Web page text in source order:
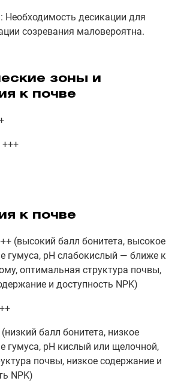
Необходимость десикации для
созревания маловероятна.
зоны и
к почве
+++
к почве
(высокий балл бонитета, высокое
гумуса, рН слабокислый — ближе к
оптимальная структура почвы,
и доступность NPK)
балл бонитета, низкое
гумуса, рН кислый или щелочной,
почвы, низкое содержание и
NPK)